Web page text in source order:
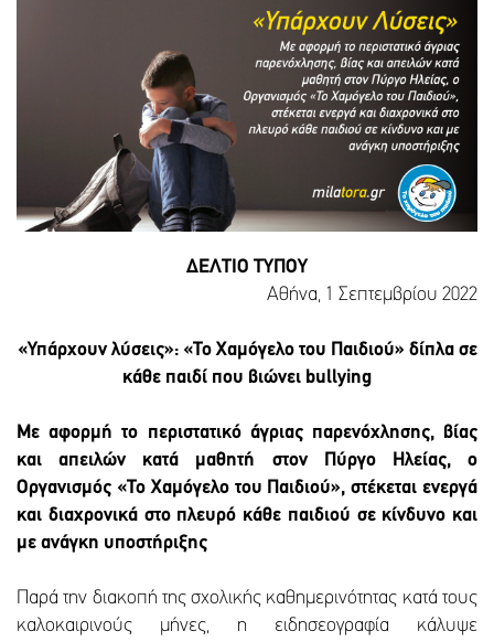
ΔΕΛΤΙΟ ΤΥΠΟΥ
Αθήνα, 1 Σεπτεμβρίου 2022
«Υπάρχουν λύσεις»: «Το Χαμόγελο του Παιδιού» δίπλα σε
κάθε παιδί που βιώνει bullying
Με αφορμή το περιστατικό άγριας παρενόχλησης, βίας
και απειλών κατά μαθητή στον Πύργο Ηλείας, ο
Οργανισμός «Το Χαμόγελο του Παιδιού», στέκεται ενεργά
και διαχρονικά στο πλευρό κάθε παιδιού σε κίνδυνο και
με ανάγκη υποστήριξης
Παρά την διακοπή της σχολικής καθημερινότητας κατά τους
καλοκαιρινούς μήνες, η ειδησεογραφία κάλυψε